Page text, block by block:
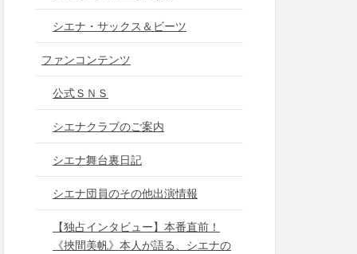
シエナ・サックス＆ビーツ
ファンコンテンツ
公式ＳＮＳ
シエナクラブのご案内
シエナ舞台裏日記
シエナ団員のその他出演情報
【独占インタビュー】本番直前！
《挾間美帆》本人が語る、シエナの